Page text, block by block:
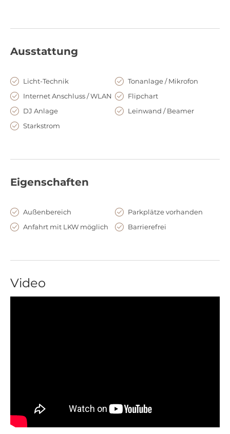
Ausstattung
Licht-Technik
Tonanlage / Mikrofon
Internet Anschluss / WLAN
Flipchart
DJ Anlage
Leinwand / Beamer
Starkstrom
Eigenschaften
Außenbereich
Parkplätze vorhanden
Anfahrt mit LKW möglich
Barrierefrei
Video